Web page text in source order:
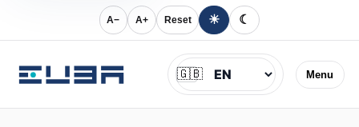
A− A+ Reset ☀ ☾
Menu
Jazyk
🇬🇧